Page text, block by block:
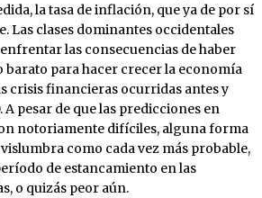
la tasa de inflación, que ya de por sí
Las clases dominantes occidentales
las consecuencias de haber
barato para hacer crecer la economía
crisis financieras ocurridas antes y
A pesar de que las predicciones en
notoriamente difíciles, alguna forma
como cada vez más probable,
de estancamiento en las
o quizás peor aún.